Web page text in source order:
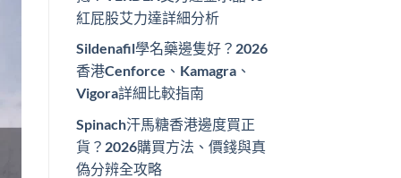
紅屁股艾力達詳細分析
Sildenafil學名藥邊隻好？2026
香港Cenforce、Kamagra、
Vigora詳細比較指南
Spinach汗馬糖香港邊度買正
貨？2026購買方法、價錢與真
偽分辨全攻略